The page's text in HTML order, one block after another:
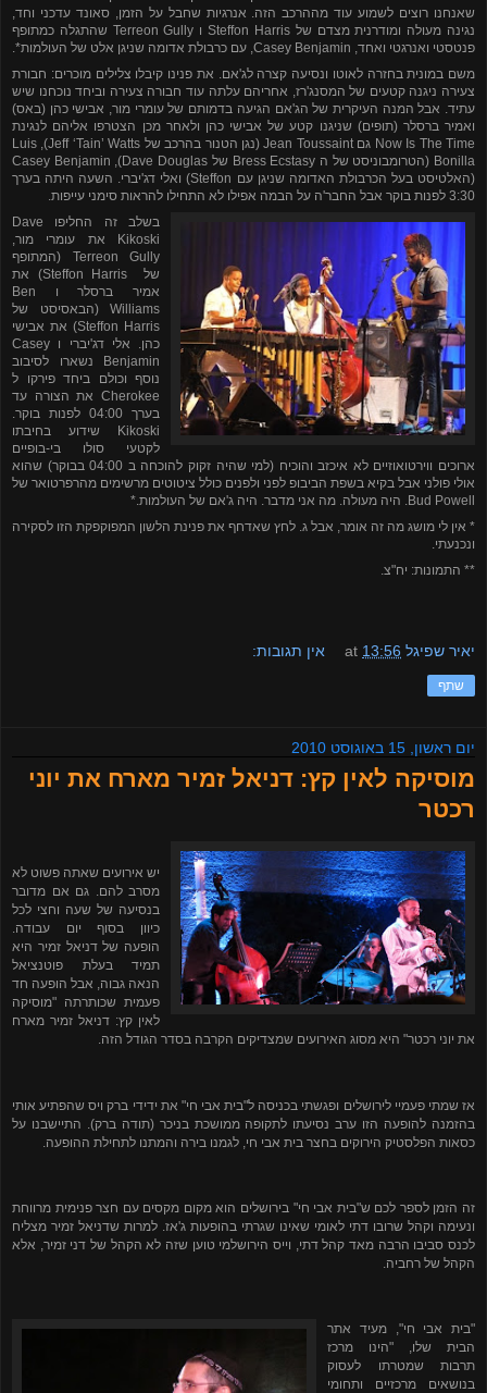
שאנחנו רוצים לשמוע עוד מההרכב הזה. אנרגיות שחבל על הזמן, סאונד עדכני וחד,
נגינה מעולה ומודרנית מצדם שלSteffon Harris ו Terreon Gully שהתגלה כמתופף
פנטסטי ואנרגטי ואחד, Casey Benjamin, עם כרבולת אדומה שניגן אלט של העולמות*.
משם במונית בחזרה לאוטו ונסיעה קצרה לג'אם. את פנינו קיבלו צלילים מוכרים: חבורת
צעירה ניגנה קטעים של המסנג'רז, אחריהם עלתה עוד חבורה צעירה וביחד נוכחנו שיש
עתיד. אבל המנה העיקרית של הג'אם הגיעה בדמותם של עומרי מור, אבישי כהן (באס)
ואמיר ברסלר (תופים) שניגנו קטע של אבישי כהן ולאחר מכן הצטרפו אליהם לנגינת
Now Is The Time גםJean Toussaint(נגן הטנור בהרכב של Jeff ‘Tain’ Watts
),
Luis
Bonilla (הטרומבוניסט של ה Bress Ecstasy של Dave Douglas
),
Casey Benjamin
(האלטיסט בעל הכרבולת האדומה שניגן עם Steffon) ואלי דג'יברי. השעה היתה בערך
3:30 לפנות בוקר אבל החבר'ה על הבמה אפילו לא התחילו להראות סימני עייפות.
בשלב זה החליפו Dave
Kikoski
את עומרי מור,
Terreon Gully (המתופף
של
Steffon Harris) את
אמיר ברסלר ו
Ben
Williams (הבאסיסט של
Steffon Harris) את אבישי
כהן. אלי דג'יברי ו Casey
Benjamin
נשארו לסיבוב
נוסף וכולם ביחד פירקו ל
Cherokee את הצורה עד
בערך 04:00 לפנות בוקר.
Kikoski
שידוע בחיבתו
לקטעי סולו בי-בופיים
ארוכים ווירטואוזיים לא איכזב והוכיח (למי שהיה זקוק להוכחה ב 04:00 בבוקר) שהוא
אולי פולני אבל בקיא בשפת הביבופ לפני ולפנים כולל ציטוטים מרשימים מהרפרטואר של
Bud Powell. היה מעולה. מה אני מדבר. היה ג'אם של העולמות.*
* אין לי מושג מה זה אומר, אבל ג. לחץ שאדחף את פנינת הלשון המפוקפקת הזו לסקירה
ונכנעתי.
*
* התמונות: יח"צ.
יאיר שפיגל at 13:56 אין תגובות:
שתף
יום ראשון, 15 באוגוסט 2010
מוסיקה לאין קץ: דניאל זמיר מארח את יוני
רכטר
יש אירועים שאתה פשוט לא
מסרב להם. גם אם מדובר
בנסיעה של שעה וחצי לכל
כיוון בסוף יום עבודה.
הופעה של דניאל זמיר היא
תמיד בעלת פוטנציאל
הנאה גבוה, אבל הופעה חד
פעמית שכותרתה "מוסיקה
לאין קץ: דניאל זמיר מארח
את יוני רכטר" היא מסוג האירועים שמצדיקים הקרבה בסדר הגודל הזה.
אז שמתי פעמיי לירושלים ופגשתי בכניסה ל"בית אבי חי" את ידידי ברק ויס שהפתיע אותי
בהזמנה להופעה הזו ערב נסיעתו לתקופה ממושכת בניכר (תודה ברק). התיישבנו על
כסאות הפלסטיק הירוקים בחצר בית אבי חי, לגמנו בירה והמתנו לתחילת ההופעה.
זה הזמן לספר לכם ש"בית אבי חי" בירושלים הוא מקום מקסים עם חצר פנימית מרווחת
ונעימה וקהל שרובו דתי לאומי שאינו שגרתי בהופעות ג'אז. למרות שדניאל זמיר מצליח
לכנס סביבו הרבה מאד קהל דתי, וייס הירושלמי טוען שזה לא הקהל של דני זמיר, אלא
הקהל של רחביה.
"בית אבי חי", מעיד אתר
הבית שלו, "הינו מרכז
תרבות שמטרתו לעסוק
בנושאים מרכזיים ותחומי